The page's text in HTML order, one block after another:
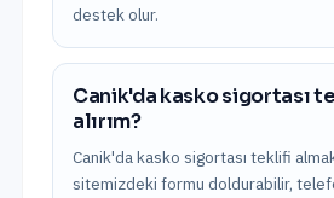
destek olur.
Canik'da kasko sigortası
alırım?
Canik'da kasko sigortası teklifi
sitemizdeki formu doldurabilir,